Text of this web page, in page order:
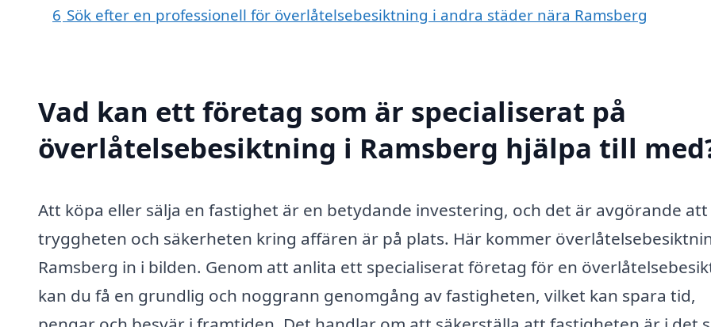
6 Sök efter en professionell för överlåtelsebesiktning i andra städer nära Ramsberg
Vad kan ett företag som är specialiserat på
överlåtelsebesiktning i Ramsberg hjälpa till
Att köpa eller sälja en fastighet är en betydande investering, och det är avgörande att
tryggheten och säkerheten kring affären är på plats. Här kommer
Ramsberg in i bilden. Genom att anlita ett specialiserat företag för en
kan du få en grundlig och noggrann genomgång av fastigheten, vilket kan spara tid,